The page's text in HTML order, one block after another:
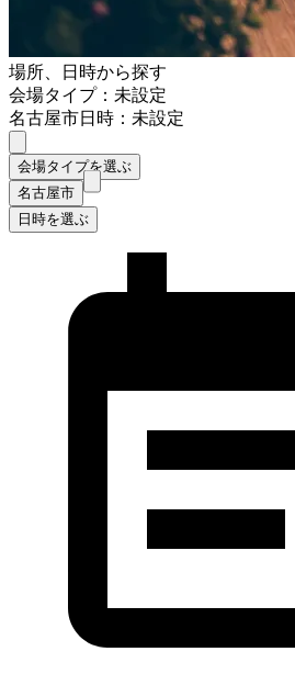
場所、日時から探す
会場タイプ：未設定
名古屋市日時：未設定
会場タイプを選ぶ
名古屋市
日時を選ぶ